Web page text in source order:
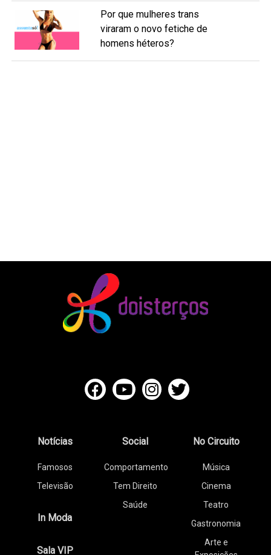
Por que mulheres trans
viraram o novo fetiche de
homens héteros?
Notícias
Famosos
Televisão
In Moda
Sala VIP
Social
Comportamento
Tem Direito
Saúde
No Circuito
Música
Cinema
Teatro
Gastronomia
Arte e